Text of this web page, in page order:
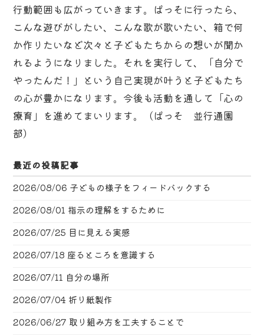
行動範囲も広がっていきます。ぱっそに行ったら、
こんな遊びがしたい、こんな歌が歌いたい、箱で何
か作りたいなど次々と子どもたちからの想いが聞か
れるようになりました。それを実行して、「自分で
やったんだ！」という自己実現が叶うと子どもたち
の心が豊かになります。今後も活動を通して「心の
療育」を進めてまいります。（ぱっそ 並行通園
部）
最近の投稿記事
2026/08/06 子どもの様子をフィードバックする
2026/08/01 指示の理解をするために
2026/07/25 目に見える実感
2026/07/18 座るところを意識する
2026/07/11 自分の場所
2026/07/04 折り紙製作
2026/06/27 取り組み方を工夫することで